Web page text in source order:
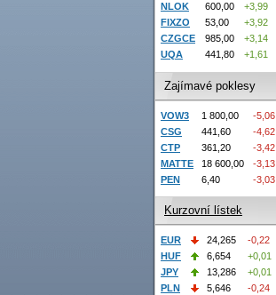
NLOK
600,00
+3,99
FIXZO
53,00
+3,92
CZGCE
985,00
+3,14
UQA
441,80 +1,61
Zajímavé poklesy
VOW3 1 800,00
-5,06
CSG
441,60
-4,62
CTP
361,20
-3,42
MATTE
18 600,00
-3,13
PEN
6,40 -3,03
Kurzovní lístek
EUR 24,265
-0,22
HUF
6,654
+0,01
JPY
13,286
+0,01
PLN
5,646
-0,24